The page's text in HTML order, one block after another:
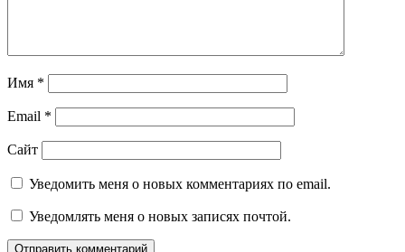
Имя *
Email *
Сайт
Уведомить меня о новых комментариях по email.
Уведомлять меня о новых записях почтой.